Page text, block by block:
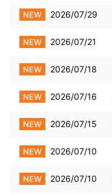
NEW 2026/07/29
NEW 2026/07/21
NEW 2026/07/18
NEW 2026/07/16
NEW 2026/07/15
NEW 2026/07/10
NEW 2026/07/10